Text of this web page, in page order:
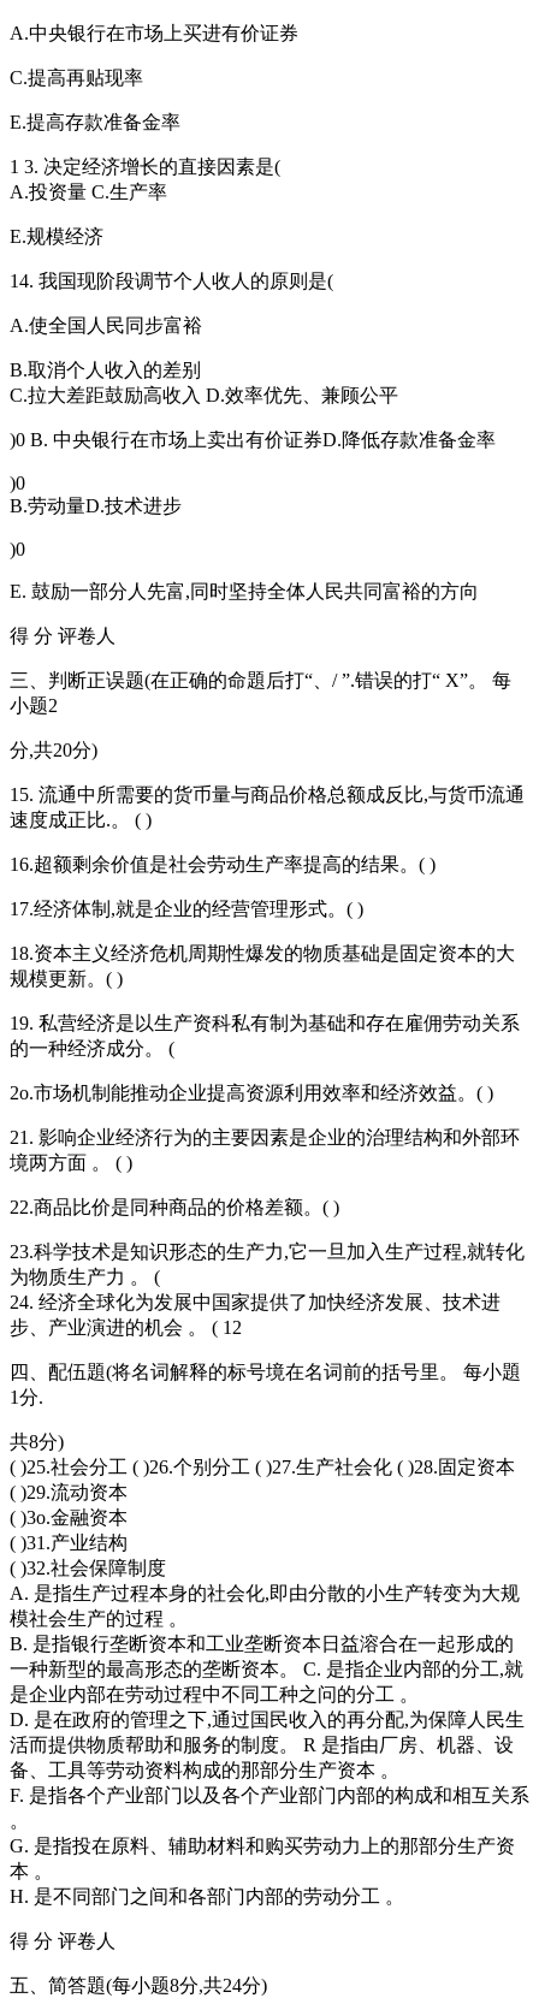
A.中央银行在市场上买进有价证券
C.提高再贴现率
E.提高存款准备金率
1 3. 决定经济增长的直接因素是(
A.投资量 C.生产率
E.规模经济
14. 我国现阶段调节个人收人的原则是(
A.使全国人民同步富裕
B.取消个人收入的差别
C.拉大差距鼓励高收入 D.效率优先、兼顾公平
)0 B. 中央银行在市场上卖出有价证券D.降低存款准备金率
)0
B.劳动量D.技术进步
)0
E. 鼓励一部分人先富,同时坚持全体人民共同富裕的方向
得 分 评卷人
三、判断正误题(在正确的命題后打“、/ ”.错误的打“ X”。 每
小题2
分,共20分)
15. 流通中所需要的货币量与商品价格总额成反比,与货币流通
速度成正比.。 ( )
16.超额剩余价值是社会劳动生产率提高的结果。( )
17.经济体制,就是企业的经营管理形式。( )
18.资本主义经济危机周期性爆发的物质基础是固定资本的大
规模更新。( )
19. 私营经济是以生产资科私有制为基础和存在雇佣劳动关系
的一种经济成分。 (
2o.市场机制能推动企业提高资源利用效率和经济效益。( )
21. 影响企业经济行为的主要因素是企业的治理结构和外部环
境两方面 。 ( )
22.商品比价是同种商品的价格差额。( )
23.科学技术是知识形态的生产力,它一旦加入生产过程,就转化
为物质生产力 。 (
24. 经济全球化为发展中国家提供了加快经济发展、技术进
步、产业演进的机会 。 ( 12
四、配伍題(将名词解释的标号境在名词前的括号里。 每小題
1分.
共8分)
( )25.社会分工 ( )26.个别分工 ( )27.生产社会化 ( )28.固定资本
( )29.流动资本
( )3o.金融资本
( )31.产业结构
( )32.社会保障制度
A. 是指生产过程本身的社会化,即由分散的小生产转变为大规
模社会生产的过程 。
B. 是指银行垄断资本和工业垄断资本日益溶合在一起形成的
一种新型的最高形态的垄断资本。 C. 是指企业内部的分工,就
是企业内部在劳动过程中不同工种之问的分工 。
D. 是在政府的管理之下,通过国民收入的再分配,为保障人民生
活而提供物质帮助和服务的制度。 R 是指由厂房、机器、设
备、工具等劳动资料构成的那部分生产资本 。
F. 是指各个产业部门以及各个产业部门内部的构成和相互关系
。
G. 是指投在原料、辅助材料和购买劳动力上的那部分生产资
本 。
H. 是不同部门之间和各部门内部的劳动分工 。
得 分 评卷人
五、简答題(每小题8分,共24分)